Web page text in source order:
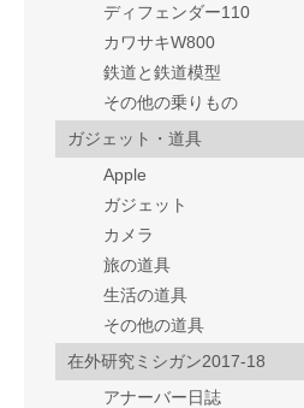
ディフェンダー110
カワサキW800
鉄道と鉄道模型
その他の乗りもの
ガジェット・道具
Apple
ガジェット
カメラ
旅の道具
生活の道具
その他の道具
在外研究ミシガン2017-18
アナーバー日誌